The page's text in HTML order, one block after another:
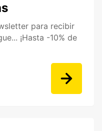
para recibir
¡Hasta -10% de